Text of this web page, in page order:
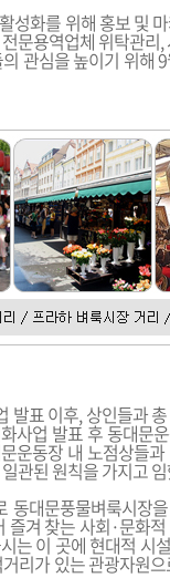
성화를 위해 홍보 및
문용역업체 위탁관리
관심을 높이기 위해
발표 이후, 상인들과
사업 발표 후 동대문
운동장 내 노점상들
관된 원칙을 가지고
동대문풍물벼룩시장
겨 찾는 사회·문화
는 이 곳에 현대적 시
리가 있는 관광자원